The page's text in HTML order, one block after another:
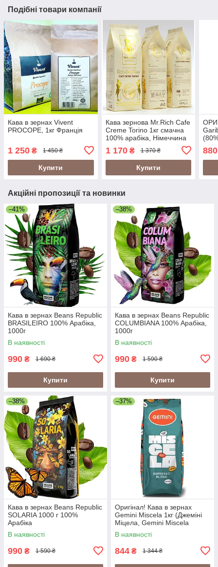
Подібні товари компанії
Кава в зернах Vivent
PROCOPE, 1кг Франція
1 250 ₴ 1 450 ₴
Купити
Кава зернова Mr.Rich Cafe
Creme Torino 1кг смачна
100% арабіка, Німеччина
1 170₴ 1 370 ₴
Купити
880
Акційні пропозиції та новинки
–41%
Кава в зернах Beans Republic
BRASILEIRO 100% Арабіка,
1000г
В наявності
990 ₴ 1 690 ₴
Купити
–38%
Кава в зернах Beans Republic
COLUMBIANA 100% Арабіка,
1000г
В наявності
990 ₴ 1 590 ₴
Купити
–38%
Кава в зернах Beans Republic
SOLARIA 1000 г 100%
Арабіка
В наявності
990 ₴ 1 590 ₴
–37%
Оригінал! Кава в зернах
Gemini Miscela 1кг (Джеміні
Міцела, Gemini Miscela
Espresso), 60% арабіка/40%
робуста
В наявності
844 ₴ 1 344 ₴